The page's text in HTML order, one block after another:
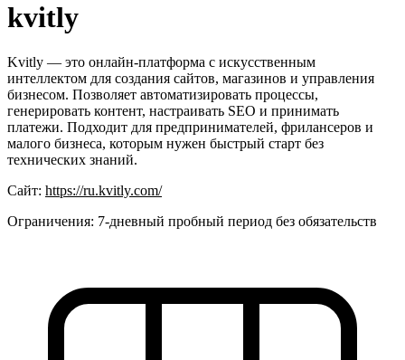
kvitly
Kvitly — это онлайн-платформа с искусственным
интеллектом для создания сайтов, магазинов и управления
бизнесом. Позволяет автоматизировать процессы,
генерировать контент, настраивать SEO и принимать
платежи. Подходит для предпринимателей, фрилансеров и
малого бизнеса, которым нужен быстрый старт без
технических знаний.
Сайт: https://ru.kvitly.com/
Ограничения: 7‑дневный пробный период без обязательств